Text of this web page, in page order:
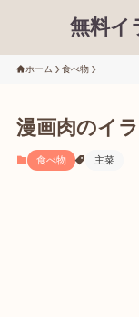
無料
ホーム 食べ物
漫画肉のイ
食べ物 主菜